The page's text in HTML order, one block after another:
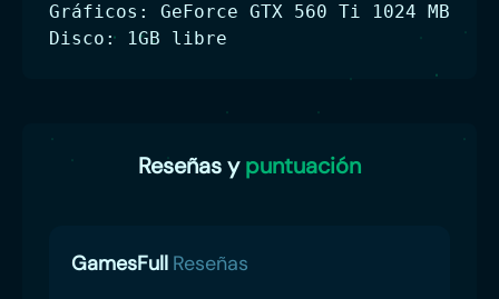
Gráficos: GeForce GTX 560 Ti 1024 MB
Disco: 1GB libre
Reseñas ypuntuación
GamesFull Reseñas